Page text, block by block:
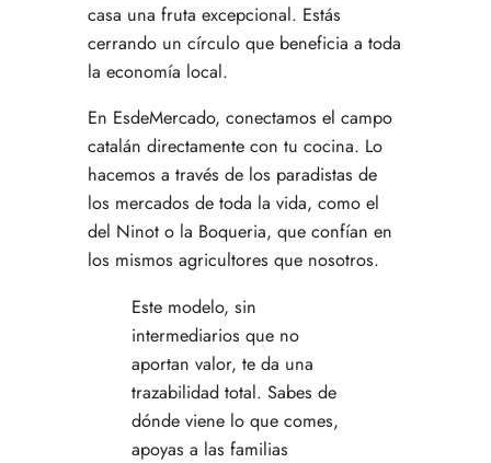
casa una fruta excepcional. Estás
cerrando un círculo que beneficia a toda
la economía local.
En EsdeMercado, conectamos el campo
catalán directamente con tu cocina. Lo
hacemos a través de los paradistas de
los mercados de toda la vida, como el
del Ninot o la Boqueria, que confían en
los mismos agricultores que nosotros.
Este modelo, sin
intermediarios que no
aportan valor, te da una
trazabilidad total. Sabes de
dónde viene lo que comes,
apoyas a las familias